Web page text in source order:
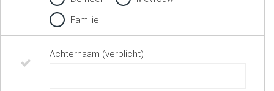
Familie
Achternaam (verplicht)